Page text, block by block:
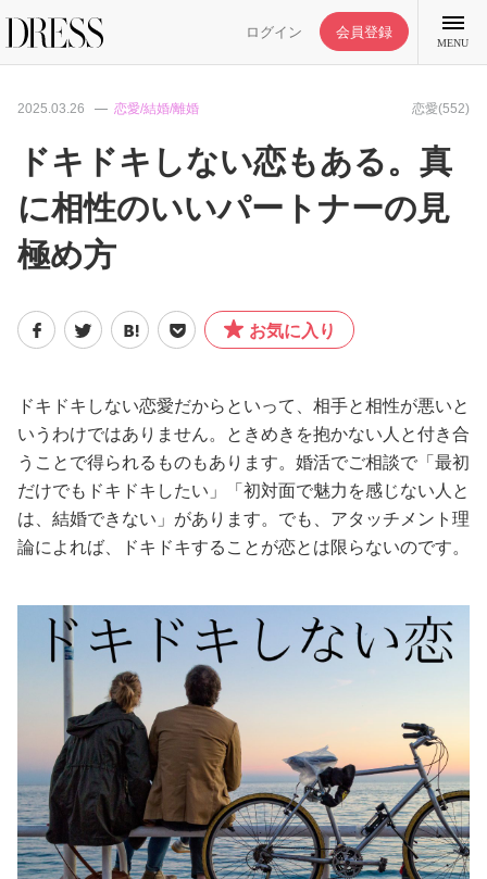
ログイン 会員登録
MENU
特集記事
DRESS部活
ライフスタイル
ファッション
恋愛/結婚/離婚
美容/健康
妊娠/出産/家族
ココロ/カラダ
グルメ
トラベル
2025.03.26 恋愛/結婚/離婚 恋愛(552)
ドキドキしない恋もある。真
に相性のいいパートナーの見
極め方
お気に入り
ドキドキしない恋愛だからといって、相手と相性が悪いと
いうわけではありません。ときめきを抱かない人と付き合
うことで得られるものもあります。婚活でご相談で「最初
だけでもドキドキしたい」「初対面で魅力を感じない人と
は、結婚できない」があります。でも、アタッチメント理
論によれば、ドキドキすることが恋とは限らないのです。